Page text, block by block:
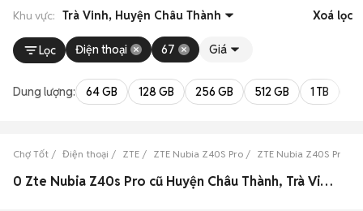
Khu vực: Trà Vinh, Huyện Châu Thành Xoá lọc
Lọc Điện thoại 67 Giá
Dung lượng: 64 GB 128 GB 256 GB 512 GB 1 TB
Chợ Tốt Điện thoại ZTE ZTE Nubia Z40S Pro ZTE Nubia Z40S Pro
0 Zte Nubia Z40s Pro cũ Huyện Châu Thành, Trà Vinh đẹp